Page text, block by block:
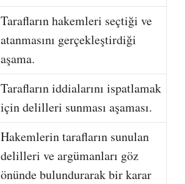
Tarafların hakemleri seçtiği ve
atanmasını gerçekleştirdiği
aşama.
Tarafların iddialarını ispatlamak
için delilleri sunması aşaması.
Hakemlerin tarafların sunulan
delilleri ve argümanları göz
önünde bulundurarak bir karar